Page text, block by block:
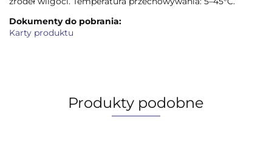
Dokumenty do pobrania:
Karty produktu
Produkty podobne